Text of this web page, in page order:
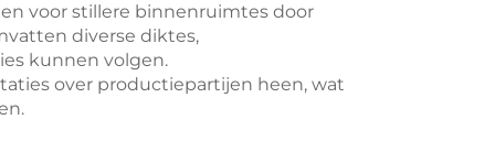
voor stillere binnenruimtes door
diverse diktes,
kunnen volgen.
over productiepartijen heen, wat